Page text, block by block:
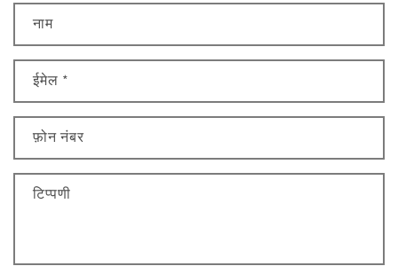
र्क
रें
त्र
नाम
ईमेल *
फ़ोन नंबर
टिप्पणी